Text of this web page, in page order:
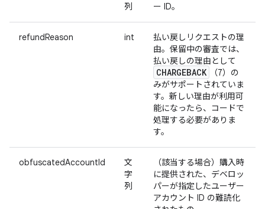
列
ー ID。
refundReason int
払い戻しリクエストの理
由。保留中の審査では、
払い戻しの理由として
CHARGEBACK
（7）の
みがサポートされていま
す。新しい理由が利用可
能になったら、コードで
処理する必要がありま
す。
obfuscatedAccountId
文
字
列
（該当する場合）購入時
に提供された、デベロッ
パーが指定したユーザー
アカウント ID の難読化